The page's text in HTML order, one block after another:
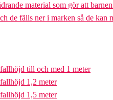
material som gör att
de fälls ner i marken så de
till och med 1 meter
1,2 meter
1,5 meter